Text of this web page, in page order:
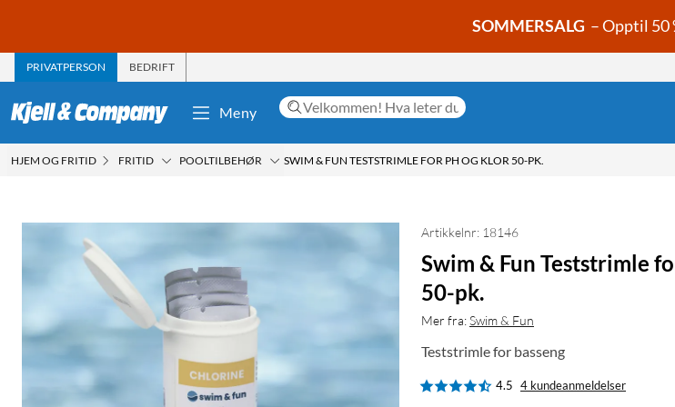
SOMMERSALG – Opptil 50
PRIVATPERSON BEDRIFT
Meny
HJEM OG FRITID FRITID POOLTILBEHØR SWIM & FUN TESTSTRIMLE FOR PH OG KLOR 50-PK.
Artikkelnr: 18146
Swim & Fun Teststrimle
50-pk.
Mer fra:Swim & Fun
Teststrimle for basseng
4.5 4 kundeanmeldelser